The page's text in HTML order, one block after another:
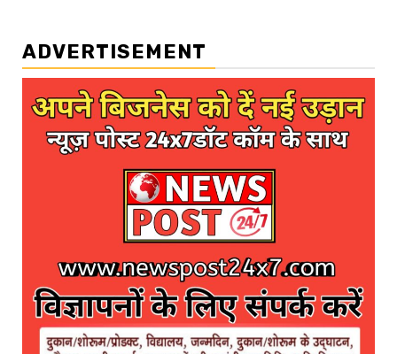
ADVERTISEMENT